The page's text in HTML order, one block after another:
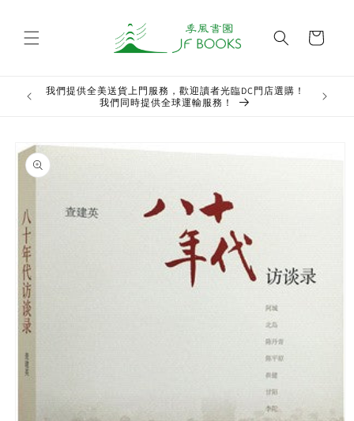
Cart
我們提供全美送貨上門服務，歡迎讀者光臨DC門店選購！
我們同時提供全球運輸服務！
Skip to
product
information